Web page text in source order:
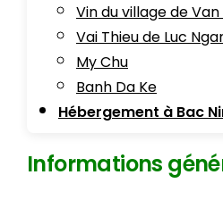
Vin du village de Van
Vai Thieu de Luc
My Chu
Banh Da Ke
Hébergement à Bac
Informations